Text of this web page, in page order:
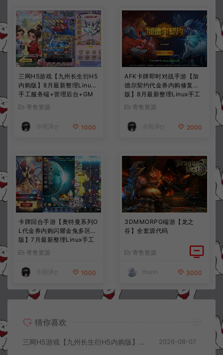
三网H5游戏【九州长生衍H5
内购版】8月最新整理Linux
手工服务端+管理后台+GM
授权后台+简易安卓客户端
+详细搭建教程+视频教程
寄售资源
冷雨泽ღ 1000
AFK卡牌即时对战手游【加
德尔契约代金券内购修复
版】8月最新整理Linux手工
服务端+前后端全套源码+CD
K授权后台+安卓苹果双端
+详细搭建教程+视频教程
寄售资源
冷雨泽ღ 2000
卡牌回合手游【奥特曼系列O
L代金券内购闪耀金兔多区
版】7月最新整理Linux手工
服务端+加解密工具+CDK授
权后台+安卓+详细搭建教程
+视频教程
寄售资源
冷雨泽ღ 1000
3DMMORPG端游【龙之
谷】全套源代码
寄售资源
thanh 3000
猜你喜欢
三网H5游戏【九州长生衍H5内购版】8月最新整理Linux手工服务端+管理后台+GM授权后台+简易安卓客户端+详细搭建教程+视频教程 2026-08-07